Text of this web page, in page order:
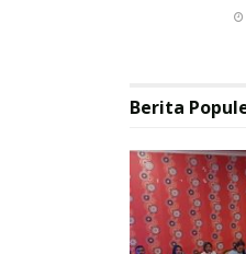
Berita